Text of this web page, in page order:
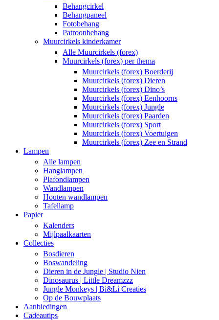
Behangcirkel
Behangpaneel
Fotobehang
Patroonbehang
Muurcirkels kinderkamer
Alle Muurcirkels (forex)
Muurcirkels (forex) per thema
Muurcirkels (forex) Boerderij
Muurcirkels (forex) Dieren
Muurcirkels (forex) Dino’s
Muurcirkels (forex) Eenhoorns
Muurcirkels (forex) Jungle
Muurcirkels (forex) Paarden
Muurcirkels (forex) Sport
Muurcirkels (forex) Voertuigen
Muurcirkels (forex) Zee en Strand
Lampen
Alle lampen
Hanglampen
Plafondlampen
Wandlampen
Houten wandlampen
Tafellamp
Papier
Kalenders
Mijlpaalkaarten
Collecties
Bosdieren
Boswandeling
Dieren in de Jungle | Studio Nien
Dinosaurus | Little Dreamzzz
Jungle Monkeys | Bi&Li Creaties
Op de Bouwplaats
Aanbiedingen
Cadeautips